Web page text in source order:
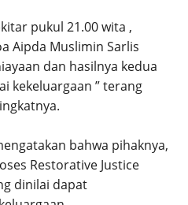
pukul 21.00 wita ,
Aipda Muslimin Sarlis
dan hasilnya kedua
kekeluargaan ” terang
bahwa pihaknya,
Restorative Justice
dinilai dapat